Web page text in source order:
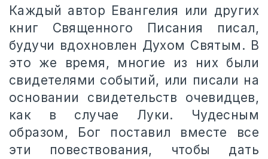
Каждый автор Евангелия или других
книг Священного Писания писал,
будучи вдохновлен Духом Святым. В
это же время, многие из них были
свидетелями событий, или писали на
основании свидетельств очевидцев,
как в случае Луки. Чудесным
образом, Бог поставил вместе все
эти повествования, чтобы дать